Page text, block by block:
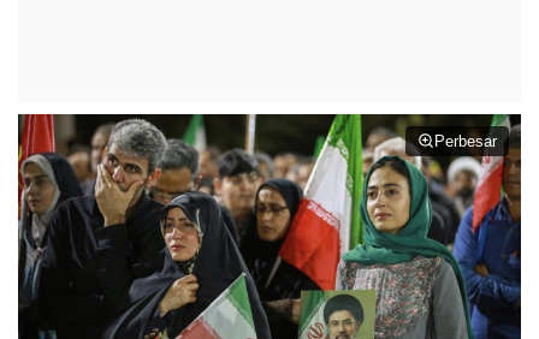
Perbesar